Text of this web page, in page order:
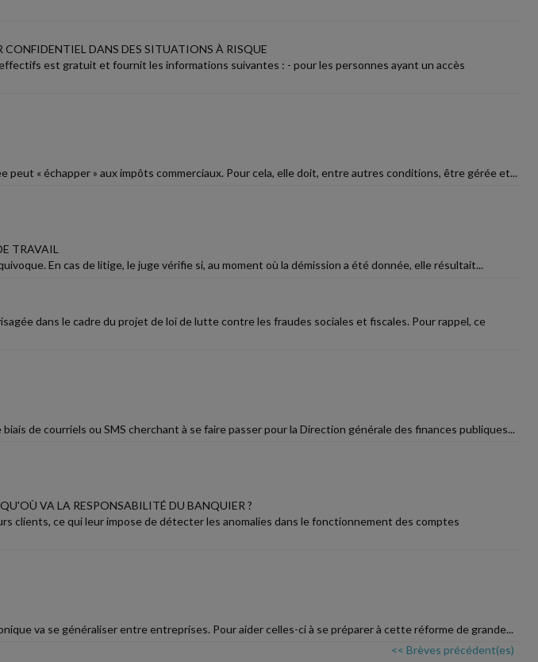
CONFIDENTIEL DANS DES SITUATIONS À RISQUE
est gratuit et fournit les informations suivantes : - pour les personnes ayant un accès
« échapper » aux impôts commerciaux. Pour cela, elle doit, entre autres conditions, être gérée et...
TRAVAIL
En cas de litige, le juge vérifie si, au moment où la démission a été donnée, elle résultait...
dans le cadre du projet de loi de lutte contre les fraudes sociales et fiscales. Pour rappel, ce
de courriels ou SMS cherchant à se faire passer pour la Direction générale des finances publiques...
VA LA RESPONSABILITÉ DU BANQUIER ?
clients, ce qui leur impose de détecter les anomalies dans le fonctionnement des comptes
va se généraliser entre entreprises. Pour aider celles-ci à se préparer à cette réforme de grande...
<< Brèves précédent(es)